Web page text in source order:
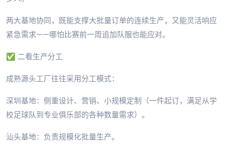
两大基地协同，既能支撑大批量订单的连续生产，又能灵活响应
紧急需求——哪怕比赛前一周追加队服也能应对。
✅ 二看生产分工
成熟源头工厂往往采用分工模式：
深圳基地：侧重设计、营销、小规模定制（一件起订，满足从学
校足球队到专业俱乐部的各种数量需求）。
汕头基地：负责规模化批量生产。